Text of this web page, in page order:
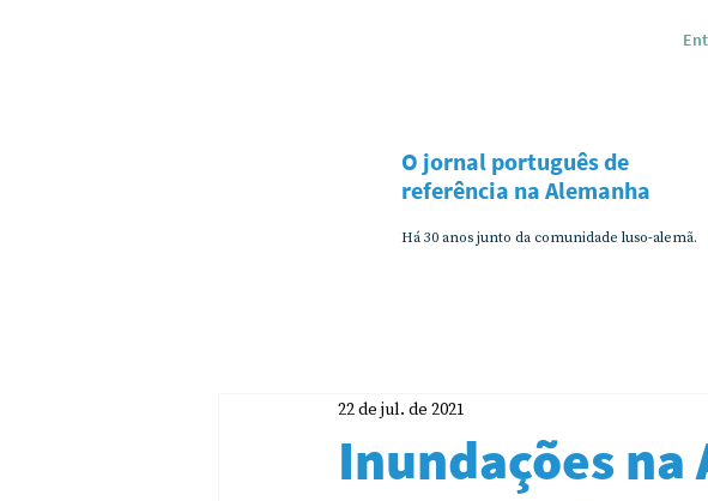
O jornal português de
referência na Alemanha
Há 30 anos junto da comunidade luso-alemã.
Inundações na
22 de jul. de 2021